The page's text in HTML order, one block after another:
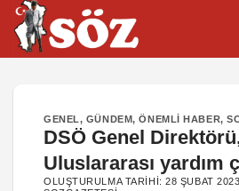
İçeriğe
atla
GENEL, GÜNDEM,ÖNEMLI HABER,
DSÖ Genel
Uluslararası yardım
OLUŞTURULMA TARIHI:28 ŞUBAT